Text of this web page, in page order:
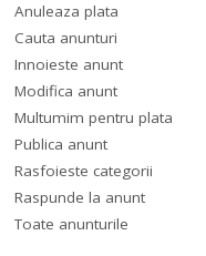
Anuleaza plata
Cauta anunturi
Innoieste anunt
Modifica anunt
Multumim pentru plata
Publica anunt
Rasfoieste categorii
Raspunde la anunt
Toate anunturile